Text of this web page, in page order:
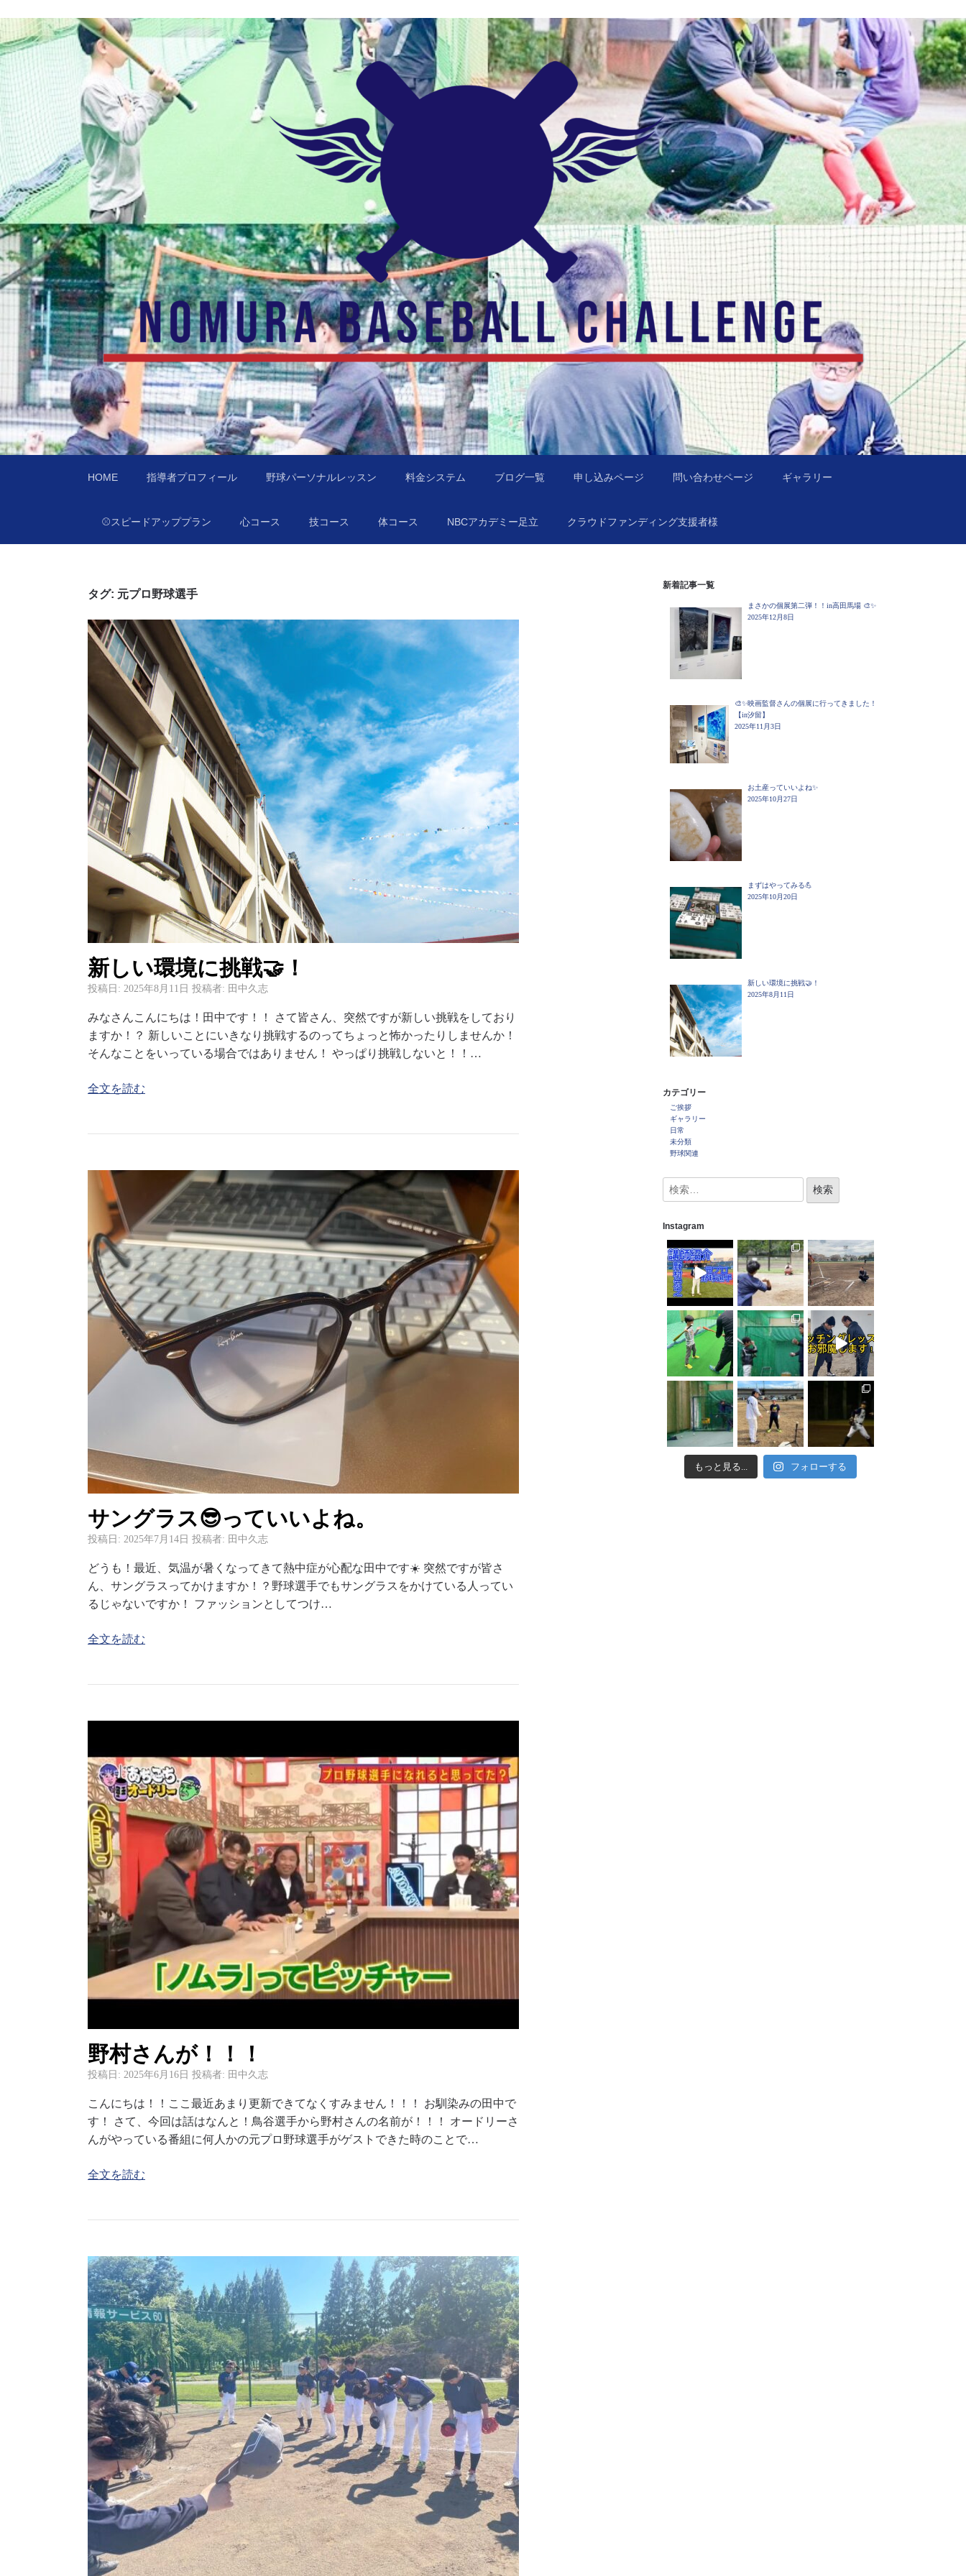
あなたの住んでる地域に行きます！
訪問型野球教室野村ベースボールチャレンジ（NBC）
HOME 指導者プロフィール 野球パーソナルレッスン 料金システム ブログ一覧 申し込みページ 問い合わせページ ギャラリー
⚾️スピードアッププラン 心コース 技コース 体コース NBCアカデミー足立 クラウドファンディング支援者様
タグ: 元プロ野球選手
新しい環境に挑戦🤝！
投稿日: 2025年8月11日 投稿者: 田中久志
みなさんこんにちは！田中です！！ さて皆さん、突然ですが新しい挑戦をしており
ますか！？ 新しいことにいきなり挑戦するのってちょっと怖かったりしませんか！
そんなことをいっている場合ではありません！ やっぱり挑戦しないと！！…
全文を読む
サングラス😎っていいよね。
投稿日: 2025年7月14日 投稿者: 田中久志
どうも！最近、気温が暑くなってきて熱中症が心配な田中です☀️ 突然ですが皆さ
ん、サングラスってかけますか！？野球選手でもサングラスをかけている人ってい
るじゃないですか！ ファッションとしてつけ…
全文を読む
野村さんが！！！
投稿日: 2025年6月16日 投稿者: 田中久志
こんにちは！！ここ最近あまり更新できてなくすみません！！！ お馴染みの田中で
す！ さて、今回は話はなんと！鳥谷選手から野村さんの名前が！！！ オードリーさ
んがやっている番組に何人かの元プロ野球選手がゲストできた時のことで…
全文を読む
新着記事一覧
まさかの個展第二弾！！in高田馬場 🎨✨
2025年12月8日
🎨✨映画監督さんの個展に行ってきました！
【in汐留】
2025年11月3日
お土産っていいよね✨
2025年10月27日
まずはやってみる💪
2025年10月20日
新しい環境に挑戦🤝！
2025年8月11日
カテゴリー
ご挨拶
ギャラリー
日常
未分類
野球関連
Instagram
もっと見る... フォローする